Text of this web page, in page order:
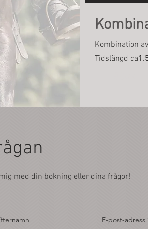
Kombination
Tidslängd ca
med din bokning eller dina frågor!
E-post-adress